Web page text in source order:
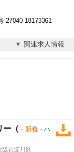
27040-18173361
関連求人情報
ー（ - 新着 - ハ
阪市淀川区